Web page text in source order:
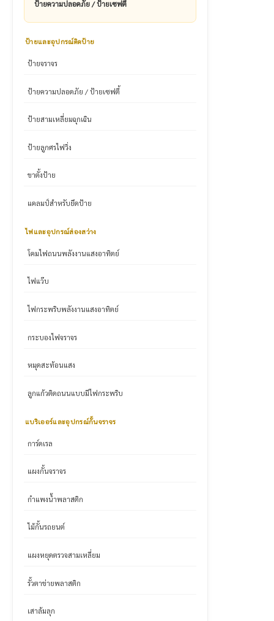
ป้ายความปลอดภัย / ป้ายเซฟตี้
ป้ายและอุปกรณ์ติดป้าย
ป้ายจราจร
ป้ายความปลอดภัย / ป้ายเซฟตี้
ป้ายสามเหลี่ยมฉุกเฉิน
ป้ายลูกศรไฟวิ่ง
ขาตั้งป้าย
แคลมป์สำหรับยึดป้าย
ไฟและอุปกรณ์ส่องสว่าง
โคมไฟถนนพลังงานแสงอาทิตย์
ไฟแว๊บ
ไฟกระพริบพลังงานแสงอาทิตย์
กระบองไฟจราจร
หมุดสะท้อนแสง
ลูกแก้วติดถนนแบบมีไฟกระพริบ
แบริเออร์และอุปกรณ์กั้นจราจร
การ์ดเรล
แผงกั้นจราจร
กำแพงน้ำพลาสติก
ไม้กั้นรถยนต์
แผงหยุดตรวจสามเหลี่ยม
รั้วตาข่ายพลาสติก
เสาล้มลุก